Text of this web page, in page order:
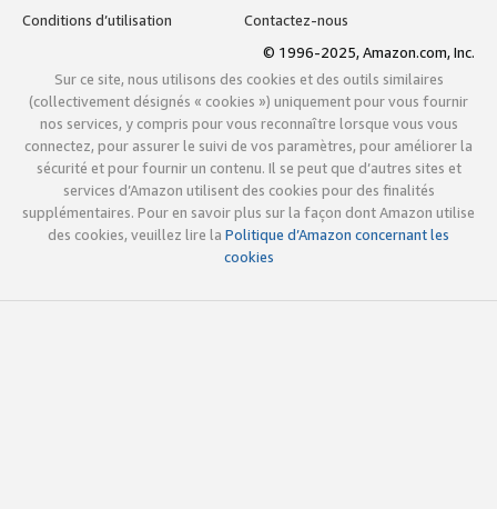
Conditions d’utilisation
Contactez-nous
© 1996-2025, Amazon.com, Inc.
Sur ce site, nous utilisons des cookies et des outils similaires
(collectivement désignés « cookies ») uniquement pour vous fournir
nos services, y compris pour vous reconnaître lorsque vous vous
connectez, pour assurer le suivi de vos paramètres, pour améliorer la
sécurité et pour fournir un contenu. Il se peut que d’autres sites et
services d’Amazon utilisent des cookies pour des finalités
supplémentaires. Pour en savoir plus sur la façon dont Amazon utilise
des cookies, veuillez lire la Politique d’Amazon concernant les
cookies